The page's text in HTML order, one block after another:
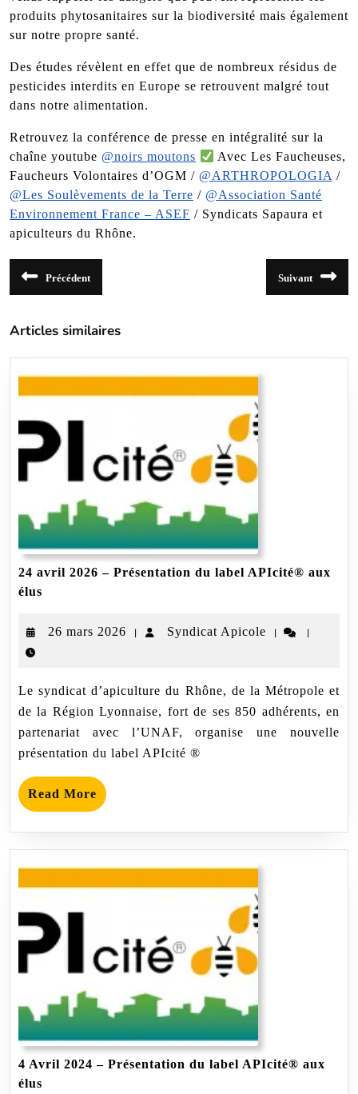
produits phytosanitaires sur la biodiversité mais également
sur notre propre santé.
Des études révèlent en effet que de nombreux résidus de
pesticides interdits en Europe se retrouvent malgré tout
dans notre alimentation.
Retrouvez la conférence de presse en intégralité sur la
chaîne youtube @noirs moutons
Avec Les Faucheuses,
Faucheurs Volontaires d’OGM / @ARTHROPOLOGIA /
@Les Soulèvements de la Terre / @Association Santé
Environnement France – ASEF / Syndicats Sapaura et
apiculteurs du Rhône.
Navigation
de
Précédent
précédent
Suivant
suivant
Articles similaires
24 avril 2026 – Présentation du label APIcité® aux
élus
–
APIcité®
aux
26 mars 2026
26
| Syndicat Apicole
Syndicat
| |
Le syndicat d’apiculture du Rhône, de la Métropole et
de la Région Lyonnaise, fort de ses 850 adhérents, en
partenariat avec l’UNAF, organise une nouvelle
présentation du label APIcité ®
Read More Read
More
4 Avril 2024 – Présentation du label APIcité® aux
élus